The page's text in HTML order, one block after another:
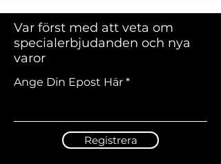
Var först med att veta om
specialerbjudanden och nya
varor
Ange Din Epost Här
Registrera